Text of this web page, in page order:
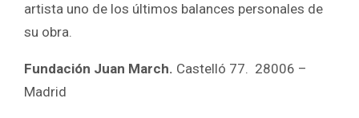
artista uno de los últimos balances personales de
su obra.
Fundación Juan March. Castelló 77. 28006 –
Madrid